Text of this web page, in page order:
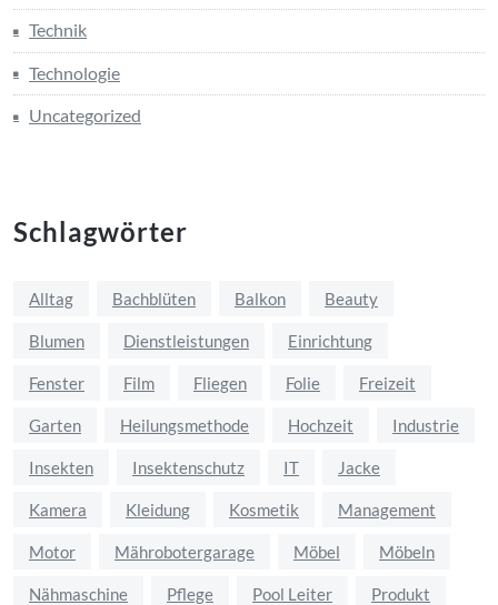
Technik
Technologie
Uncategorized
Schlagwörter
Alltag Bachblüten Balkon Beauty
Blumen Dienstleistungen Einrichtung
Fenster Film Fliegen Folie Freizeit
Garten Heilungsmethode Hochzeit Industrie
Insekten Insektenschutz IT Jacke
Kamera Kleidung Kosmetik Management
Motor Mährobotergarage Möbel Möbeln
Nähmaschine Pflege Pool Leiter Produkt